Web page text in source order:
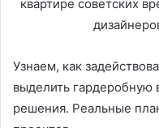
Узнаем, как
выделить гардеробную
решения. Реальные